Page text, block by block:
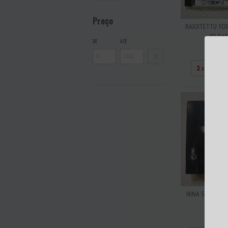
Preço
DE ATÉ
RAJOITETTU
TO
3 x de
NINA SIMONE -
NINA